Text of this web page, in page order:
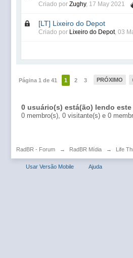
Criado por Zughy, 17 May 2021
[LT] Lixeiro do Depot
Criado por Lixeiro do Depot, 03
Página 1 de 41 1 2 3 PRÓXIMO
0 usuário(s) está(ão) lendo
0 membro(s), 0 visitante(s) e 0
RadBR - Forum → RadBR Mídia → Life
Usar Versão Mobile Ajuda